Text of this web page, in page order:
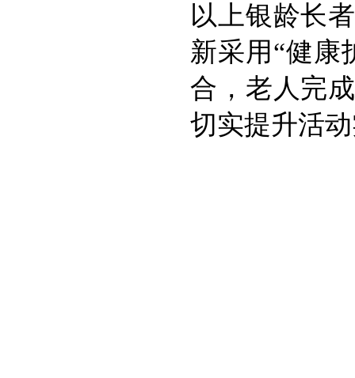
以上银龄长
新采用“健康
合，老人完
切实提升活